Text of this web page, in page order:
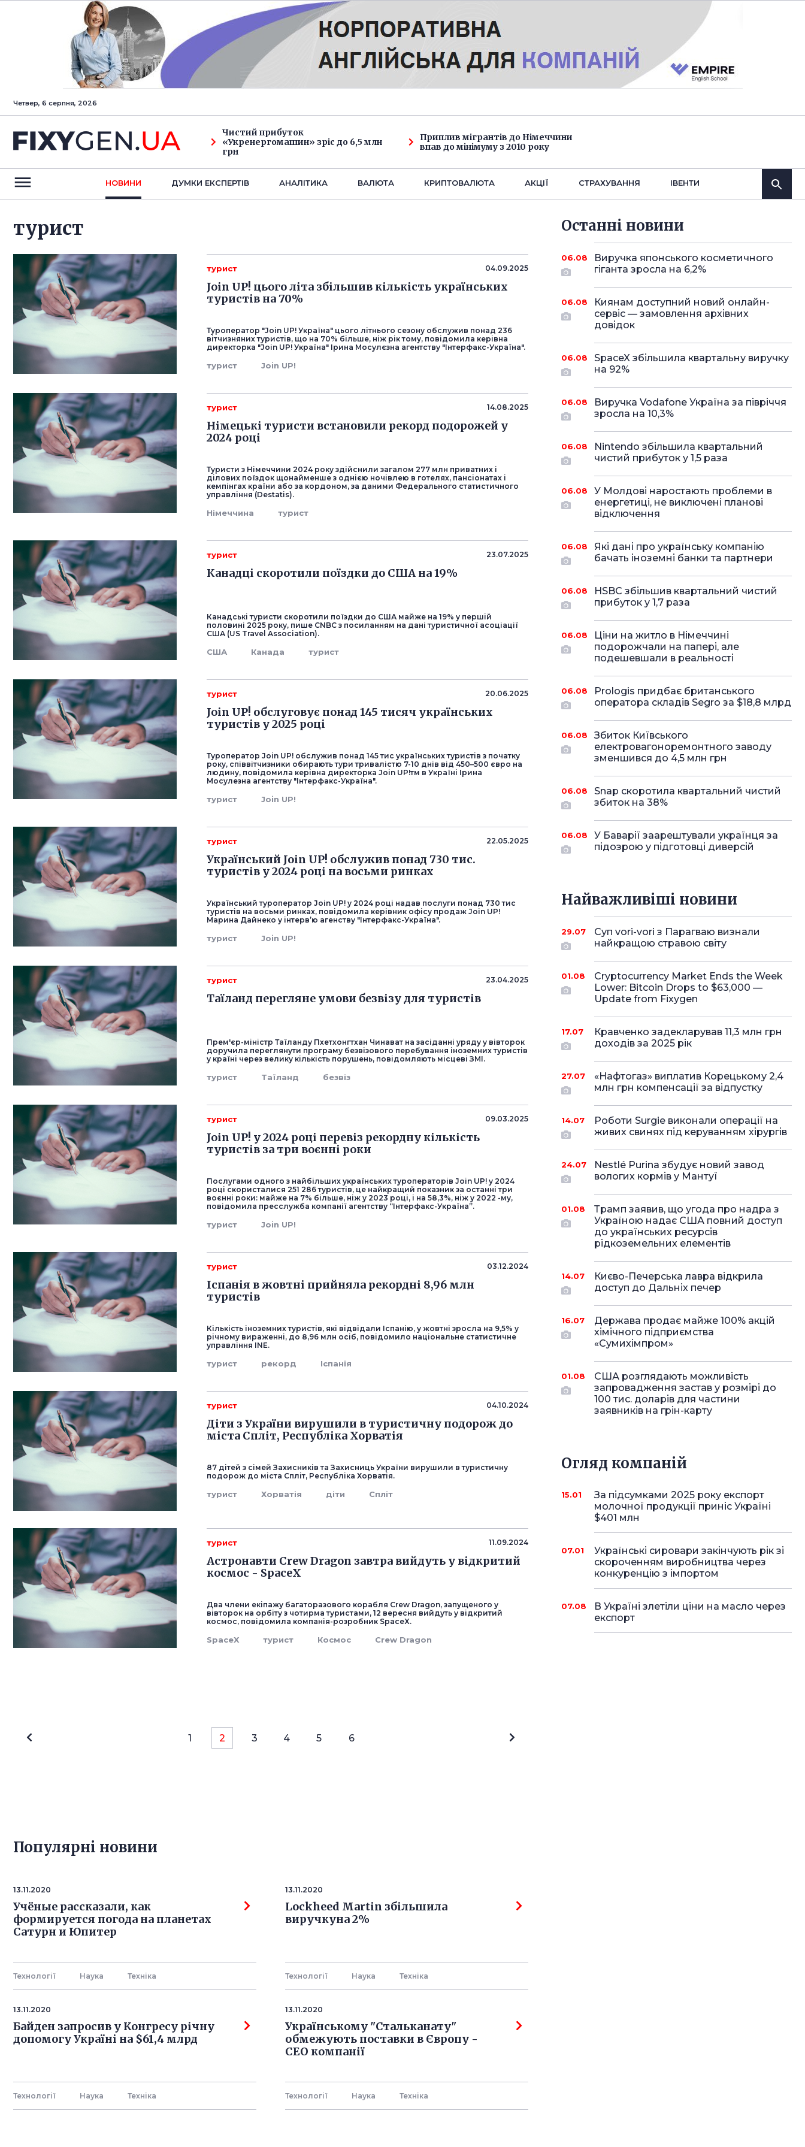
Четвер, 6 серпня, 2026
Чистий прибуток
«Укренергомашин» зріс до 6,5 млн
грн
Приплив мігрантів до Німеччини
впав до мінімуму з 2010 року
НОВИНИ ДУМКИ ЕКСПЕРТIВ АНАЛIТИКА ВАЛЮТА КРИПТОВАЛЮТА АКЦІЇ СТРАХУВАННЯ IВЕНТИ
турист
турист 04.09.2025
Join UP! цього літа збільшив кількість українських
туристів на 70%
Туроператор "Join UP! Україна" цього літнього сезону обслужив понад 236
вітчизняних туристів, що на 70% більше, ніж рік тому, повідомила керівна
директорка "Join UP! Україна" Ірина Мосулєзна агентству "Інтерфакс-Україна".
турист Join UP!
турист 14.08.2025
Німецькі туристи встановили рекорд подорожей у
2024 році
Туристи з Німеччини 2024 року здійснили загалом 277 млн приватних і
ділових поїздок щонайменше з однією ночівлею в готелях, пансіонатах і
кемпінгах країни або за кордоном, за даними Федерального статистичного
управління (Destatis).
Німеччина турист
турист 23.07.2025
Канадці скоротили поїздки до США на 19%
Канадські туристи скоротили поїздки до США майже на 19% у першій
половині 2025 року, пише CNBC з посиланням на дані туристичної асоціації
США (US Travel Association).
США Канада турист
турист 20.06.2025
Join UP! обслуговує понад 145 тисяч українських
туристів у 2025 році
Туроператор Join UP! обслужив понад 145 тис українських туристів з початку
року, співвітчизники обирають тури тривалістю 7-10 днів від 450–500 євро на
людину, повідомила керівна директорка Join UP!тм в Україні Ірина
Мосулезна агентству "Інтерфакс-Україна".
турист Join UP!
турист 22.05.2025
Український Join UP! обслужив понад 730 тис.
туристів у 2024 році на восьми ринках
Український туроператор Join UP! у 2024 році надав послуги понад 730 тис
туристів на восьми ринках, повідомила керівник офісу продаж Join UP!
Марина Дайнеко у інтерв’ю агенству "Інтерфакс-Україна".
турист Join UP!
турист 23.04.2025
Таїланд перегляне умови безвізу для туристів
Прем'єр-міністр Таїланду Пхетхонгтхан Чинават на засіданні уряду у вівторок
доручила переглянути програму безвізового перебування іноземних туристів
у країні через велику кількість порушень, повідомляють місцеві ЗМІ.
турист Таїланд безвіз
турист 09.03.2025
Join UP! у 2024 році перевіз рекордну кількість
туристів за три воєнні роки
Послугами одного з найбільших українських туроператорів Join UP! у 2024
році скористалися 251 286 туристів, це найкращий показник за останні три
воєнні роки: майже на 7% більше, ніж у 2023 році, і на 58,3%, ніж у 2022 -му,
повідомила пресслужба компанії агентству “Інтерфакс-Україна”.
турист Join UP!
турист 03.12.2024
Іспанія в жовтні прийняла рекордні 8,96 млн
туристів
Кількість іноземних туристів, які відвідали Іспанію, у жовтні зросла на 9,5% у
річному вираженні, до 8,96 млн осіб, повідомило національне статистичне
управління INE.
турист рекорд Іспанія
турист 04.10.2024
Діти з України вирушили в туристичну подорож до
міста Спліт, Республіка Хорватія
87 дітей з сімей Захисників та Захисниць України вирушили в туристичну
подорож до міста Спліт, Республіка Хорватія.
турист Хорватія діти Спліт
турист 11.09.2024
Астронавти Crew Dragon завтра вийдуть у відкритий
космос - SpaceX
Два члени екіпажу багаторазового корабля Crew Dragon, запущеного у
вівторок на орбіту з чотирма туристами, 12 вересня вийдуть у відкритий
космос, повідомила компанія-розробник SpaceX.
SpaceX турист Космос Crew Dragon
1 2 3 4 5 6
Популярнi новини
13.11.2020
Учёные рассказали, как
формируется погода на планетах
Сатурн и Юпитер
Технології Наука Технiка
13.11.2020
Lockheed Martin збільшила
виручкуна 2%
Технології Наука Технiка
13.11.2020
Байден запросив у Конгресу річну
допомогу Україні на $61,4 млрд
Технології Наука Технiка
13.11.2020
Українському "Стальканату"
обмежують поставки в Європу -
СЕО компанії
Технології Наука Технiка
Останнi новини
06.08
Виручка японського косметичного
гіганта зросла на 6,2%
06.08
Киянам доступний новий онлайн-
сервіс — замовлення архівних
довідок
06.08
SpaceX збільшила квартальну виручку
на 92%
06.08
Виручка Vodafone Україна за півріччя
зросла на 10,3%
06.08
Nintendo збільшила квартальний
чистий прибуток у 1,5 раза
06.08
У Молдові наростають проблеми в
енергетиці, не виключені планові
відключення
06.08
Які дані про українську компанію
бачать іноземні банки та партнери
06.08
HSBC збільшив квартальний чистий
прибуток у 1,7 раза
06.08
Ціни на житло в Німеччині
подорожчали на папері, але
подешевшали в реальності
06.08
Prologis придбає британського
оператора складів Segro за $18,8 млрд
06.08
Збиток Київського
електровагоноремонтного заводу
зменшився до 4,5 млн грн
06.08
Snap скоротила квартальний чистий
збиток на 38%
06.08
У Баварії заарештували українця за
підозрою у підготовці диверсій
Найважливіші новини
29.07
Суп vori-vori з Парагваю визнали
найкращою стравою світу
01.08
Cryptocurrency Market Ends the Week
Lower: Bitcoin Drops to $63,000 —
Update from Fixygen
17.07
Кравченко задекларував 11,3 млн грн
доходів за 2025 рік
27.07
«Нафтогаз» виплатив Корецькому 2,4
млн грн компенсації за відпустку
14.07
Роботи Surgie виконали операції на
живих свинях під керуванням хірургів
24.07
Nestlé Purina збудує новий завод
вологих кормів у Мантуї
01.08
Трамп заявив, що угода про надра з
Україною надає США повний доступ
до українських ресурсів
рідкоземельних елементів
14.07
Києво-Печерська лавра відкрила
доступ до Дальніх печер
16.07
Держава продає майже 100% акцій
хімічного підприємства
«Сумихімпром»
01.08
США розглядають можливість
запровадження застав у розмірі до
100 тис. доларів для частини
заявників на грін-карту
Огляд компаній
15.01
За підсумками 2025 року експорт
молочної продукції приніс Україні
$401 млн
07.01
Українські сировари закінчують рік зі
скороченням виробництва через
конкуренцію з імпортом
07.08
В Україні злетіли ціни на масло через
експорт